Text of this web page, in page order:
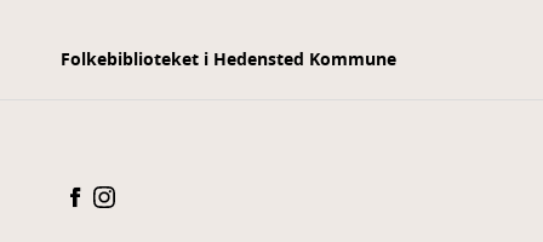
Folkebiblioteket i Hedensted Kommune